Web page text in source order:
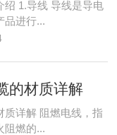
绍 1.导线 导线是导电
品进行...
的材质详解
质详解 阻燃电线，指
阻燃的...